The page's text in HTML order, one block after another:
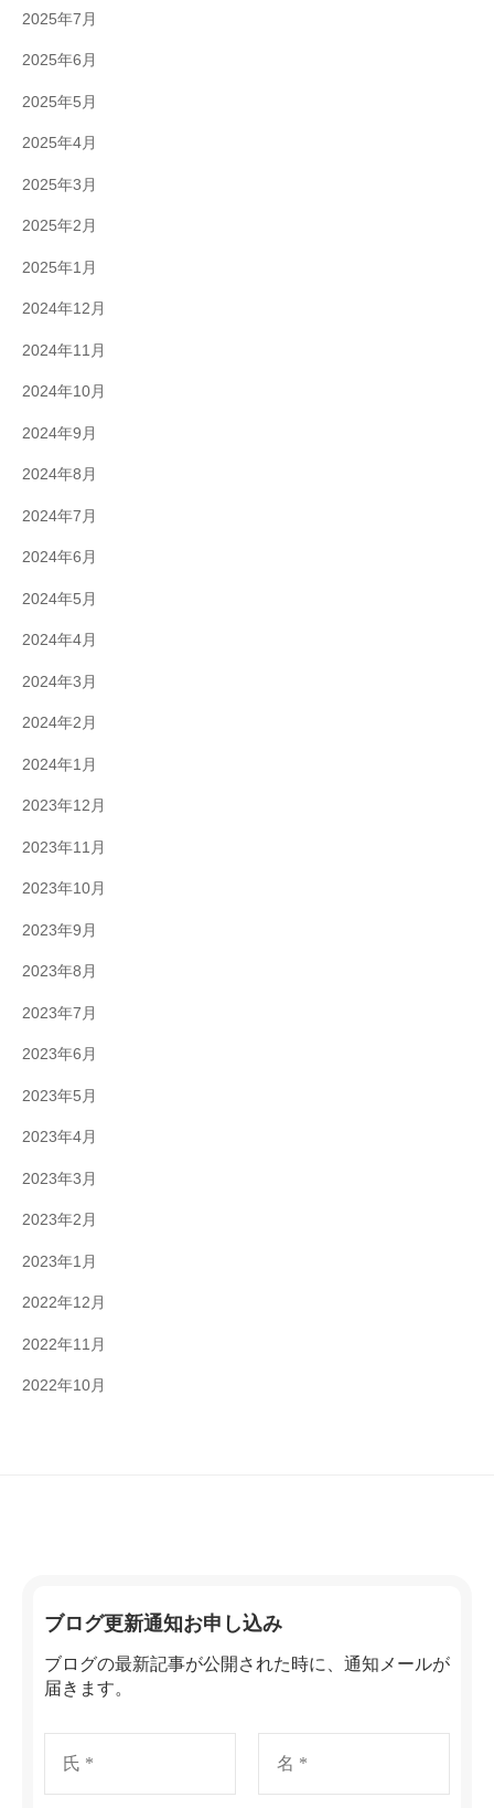
2025年7月
2025年6月
2025年5月
2025年4月
2025年3月
2025年2月
2025年1月
2024年12月
2024年11月
2024年10月
2024年9月
2024年8月
2024年7月
2024年6月
2024年5月
2024年4月
2024年3月
2024年2月
2024年1月
2023年12月
2023年11月
2023年10月
2023年9月
2023年8月
2023年7月
2023年6月
2023年5月
2023年4月
2023年3月
2023年2月
2023年1月
2022年12月
2022年11月
2022年10月
ブログ更新通知お申し込み
ブログの最新記事が公開された時に、通知メールが
届きます。